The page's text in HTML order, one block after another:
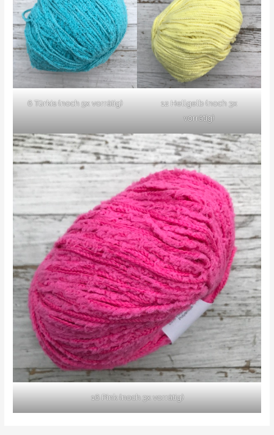
6 Türkis (noch 5x vorrätig)
12 Hellgelb (noch 3x
vorrätig)
16 Pink (noch 3x vorrätig)